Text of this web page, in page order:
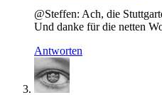
@Steffen: Ach, die
Und danke für die netten
Antworten